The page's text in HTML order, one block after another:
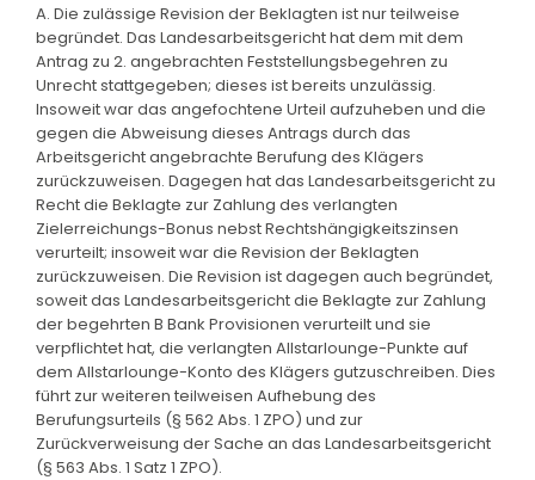
A. Die zulässige Revision der Beklagten ist nur teilweise
begründet. Das Landesarbeitsgericht hat dem mit dem
Antrag zu 2. angebrachten Feststellungsbegehren zu
Unrecht stattgegeben; dieses ist bereits unzulässig.
Insoweit war das angefochtene Urteil aufzuheben und die
gegen die Abweisung dieses Antrags durch das
Arbeitsgericht angebrachte Berufung des Klägers
zurückzuweisen. Dagegen hat das Landesarbeitsgericht zu
Recht die Beklagte zur Zahlung des verlangten
Zielerreichungs-Bonus nebst Rechtshängigkeitszinsen
verurteilt; insoweit war die Revision der Beklagten
zurückzuweisen. Die Revision ist dagegen auch begründet,
soweit das Landesarbeitsgericht die Beklagte zur Zahlung
der begehrten B Bank Provisionen verurteilt und sie
verpflichtet hat, die verlangten Allstarlounge-Punkte auf
dem Allstarlounge-Konto des Klägers gutzuschreiben. Dies
führt zur weiteren teilweisen Aufhebung des
Berufungsurteils (§ 562 Abs. 1 ZPO) und zur
Zurückverweisung der Sache an das Landesarbeitsgericht
(§ 563 Abs. 1 Satz 1 ZPO).